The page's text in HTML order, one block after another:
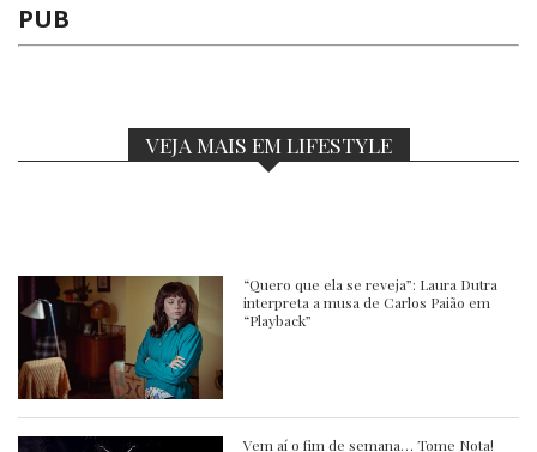
PUB
VEJA MAIS EM LIFESTYLE
“Quero que ela se reveja”: Laura Dutra
interpreta a musa de Carlos Paião em
“Playback”
Vem aí o fim de semana… Tome Nota!